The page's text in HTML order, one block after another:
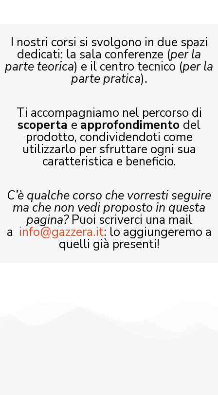
I nostri corsi si svolgono in due spazi
dedicati: la sala conferenze (per la
parte teorica) e il centro tecnico (per la
parte pratica).
Ti accompagniamo nel percorso di
scoperta e approfondimento del
prodotto, condividendoti come
utilizzarlo per sfruttare ogni sua
caratteristica e beneficio.
C’è qualche corso che vorresti seguire
ma che non vedi proposto in questa
pagina?Puoi scriverci una mail
a info@gazzera.it: lo aggiungeremo a
quelli già presenti!